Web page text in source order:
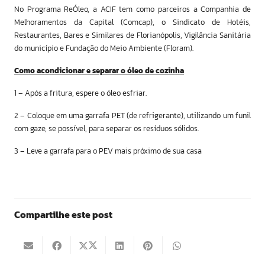
No Programa ReÓleo, a ACIF tem como parceiros a Companhia de
Melhoramentos da Capital (Comcap), o Sindicato de Hotéis,
Restaurantes, Bares e Similares de Florianópolis, Vigilância Sanitária
do município e Fundação do Meio Ambiente (Floram).
Como acondicionar e separar o óleo de cozinha
1 – Após a fritura, espere o óleo esfriar.
2 – Coloque em uma garrafa PET (de refrigerante), utilizando um funil
com gaze, se possível, para separar os resíduos sólidos.
3 – Leve a garrafa para o PEV mais próximo de sua casa
Compartilhe este post